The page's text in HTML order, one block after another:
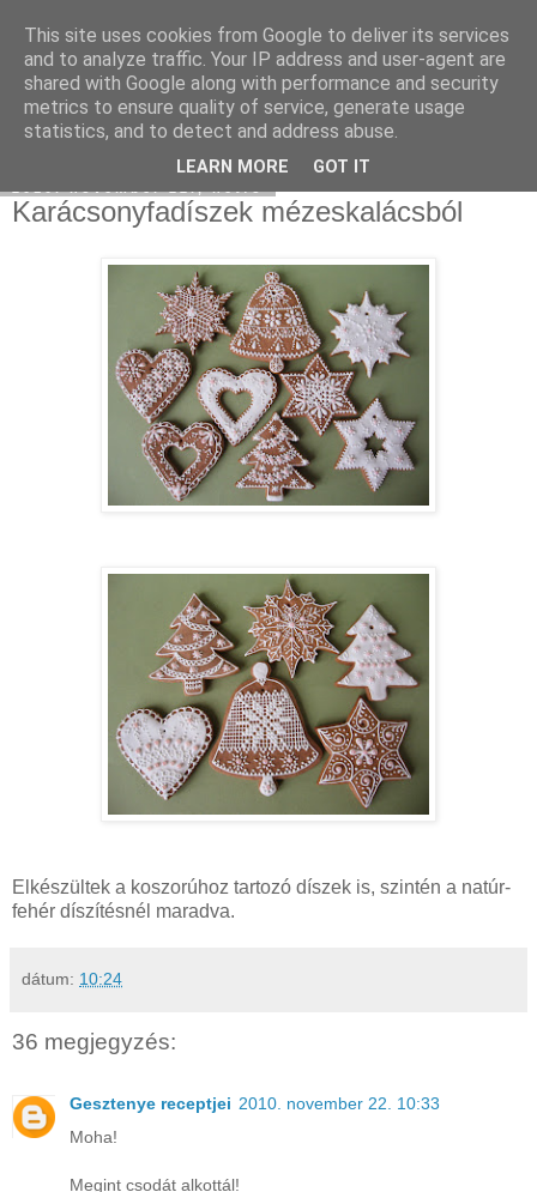
Moha Konyha
Karácsonyfadíszek mézeskalácsból
Elkészültek a koszorúhoz tartozó díszek is, szintén a natúr-
fehér díszítésnél maradva.
dátum: 10:24
36 megjegyzés:
Gesztenye receptjei 2010. november 22. 10:33
Moha!
Megint csodát alkottál!
This site uses cookies from Google to deliver its services
and to analyze traffic. Your IP address and user-agent are
shared with Google along with performance and security
metrics to ensure quality of service, generate usage
statistics, and to detect and address abuse.
LEARN MORE GOT IT